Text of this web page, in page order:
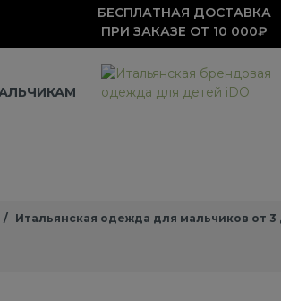
БЕСПЛАТНАЯ ДОСТАВКА
ПРИ ЗАКАЗЕ ОТ 10 000₽
Итальянская одежда для мальчиков от 3